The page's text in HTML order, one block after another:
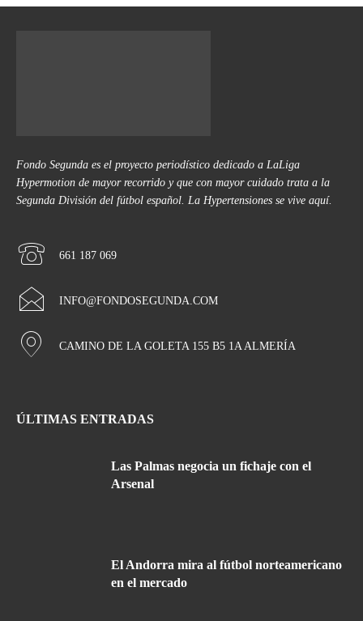
Fondo Segunda es el proyecto periodístico dedicado a LaLiga
Hypermotion de mayor recorrido y que con mayor cuidado trata a la
Segunda División del fútbol español. La Hypertensiones se vive aquí.
661 187 069
INFO@FONDOSEGUNDA.COM
CAMINO DE LA GOLETA 155 B5 1A ALMERÍA
ÚLTIMAS ENTRADAS
Las Palmas negocia un fichaje con el
Arsenal
El Andorra mira al fútbol norteamericano
en el mercado